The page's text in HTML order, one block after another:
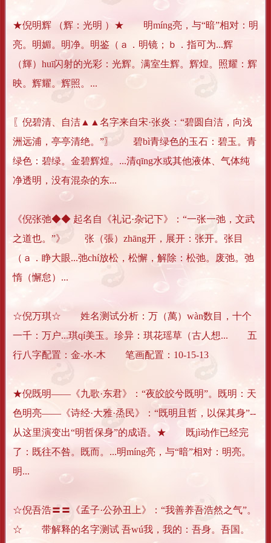
★倪明辉 （辉：光明 ）★ 明míng亮，与“暗”相对：明
亮。明媚。明净。明鉴（ａ．明镜；ｂ．指可为...辉
（輝）huī闪射的光彩：光辉。满室生辉。辉煌。照耀：辉
映。辉耀。辉照。...
〖倪碧清、自洁▲▲名字来自宋·张炎：“碧圆自洁，向浅
洲远浦，亭亭清绝。”〗 碧bì青绿色的玉石：碧玉。青
绿色：碧绿。金碧辉煌。...清qīng水或其他液体、气体纯
净透明，没有混杂的东...
《倪张弛◆◆ 起名自《礼记·杂记下》：“一张一弛，文武
之道也。”》 张（張）zhāng开，展开：张开。张目
（ａ．睁大眼...弛chí放松，松懈，解除：松弛。废弛。弛
惰（懈怠）...
☆倪万琪☆ 姓名测试分析：万（萬）wàn数目，十个
一千：万户...琪qí美玉。珍异：琪花瑶草（古人想... 五
行八字配置：金-水-木 笔画配置：10-15-13
★倪既明——《九歌·东君》：“夜皎皎兮既明”。既明：天
色明亮——《诗经·大雅·烝民》：“既明且哲，以保其身”--
从这里演变出“明哲保身”的成语。★ 既jì动作已经完
了：既往不咎。既而。...明míng亮，与“暗”相对：明亮。
明...
☆倪吾浩〓〓《孟子·公孙丑上》：“我善养吾浩然之气”。
☆ 带解释的名字测试 吾wú我，我的：吾身。吾国。